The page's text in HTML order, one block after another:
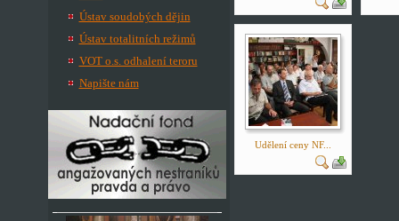
Ústav soudobých dějin
Ústav totalitních režimů
VOT o.s. odhalení teroru
Napište nám
Udělení ceny NF...